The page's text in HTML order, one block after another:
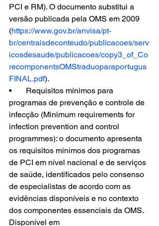
PCI e RM). O documento substitui a
versão publicada pela OMS em 2009
(https://www.gov.br/anvisa/pt-
br/centraisdeconteudo/publicacoes/serv
icosdesaude/publicacoes/copy3_of_Co
recomponentsOMStraduoparaportugus
FINAL.pdf).
•             Requisitos mínimos para
programas de prevenção e controle de
infecção (Minimum requirements for
infection prevention and control
programmes): o documento apresenta
os requisitos mínimos dos programas
de PCI em nível nacional e de serviços
de saúde, identificados pelo consenso
de especialistas de acordo com as
evidências disponíveis e no contexto
dos componentes essenciais da OMS.
Disponível em